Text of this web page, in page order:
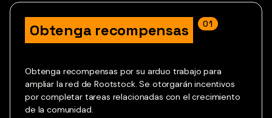
Obtenga recompensas 01
Obtenga recompensas por su arduo trabajo para
ampliar la red de Rootstock. Se otorgarán incentivos
por completar tareas relacionadas con el crecimiento
de la comunidad.